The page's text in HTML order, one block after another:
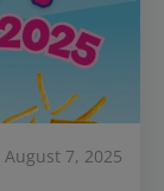
August 7, 2025